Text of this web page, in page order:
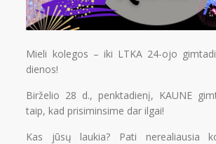
Mieli kolegos – iki LTKA 24-ojo
dienos!
Birželio 28 d., penktadienį, KAUNE
taip, kad prisiminsime dar ilgai!
Kas jūsų laukia? Pati nerealiausia